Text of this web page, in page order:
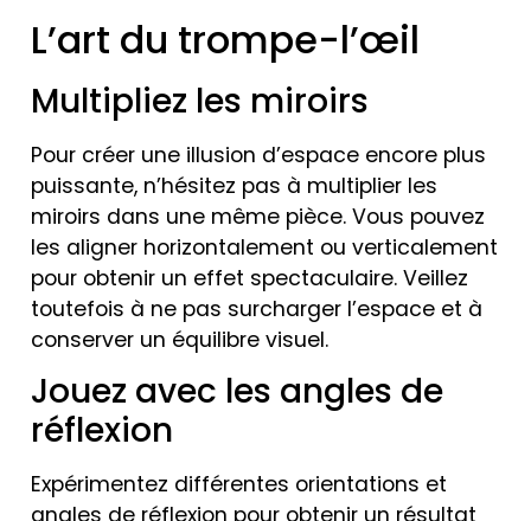
L’art du trompe-l’œil
Multipliez les miroirs
Pour créer une illusion d’espace encore plus
puissante, n’hésitez pas à multiplier les
miroirs dans une même pièce. Vous pouvez
les aligner horizontalement ou verticalement
pour obtenir un effet spectaculaire. Veillez
toutefois à ne pas surcharger l’espace et à
conserver un équilibre visuel.
Jouez avec les angles de
réflexion
Expérimentez différentes orientations et
angles de réflexion pour obtenir un résultat